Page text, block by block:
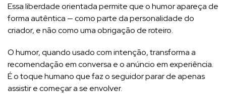
Essa liberdade orientada permite que o humor apareça de
forma autêntica — como parte da personalidade do
criador, e não como uma obrigação de roteiro.
O humor, quando usado com intenção, transforma a
recomendação em conversa e o anúncio em experiência.
É o toque humano que faz o seguidor parar de apenas
assistir e começar a se envolver.